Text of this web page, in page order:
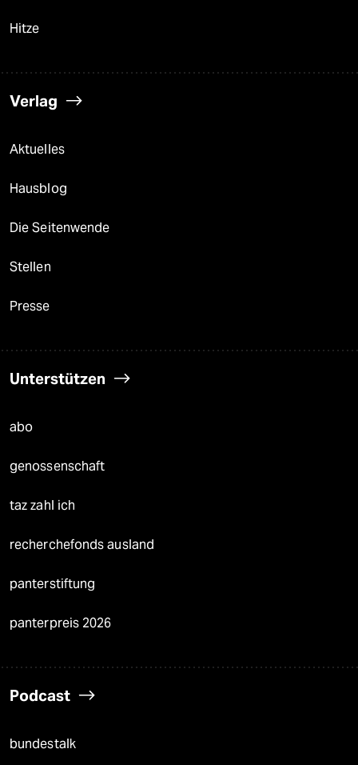
Hitze
Verlag
Aktuelles
Hausblog
Die Seitenwende
Stellen
Presse
Unterstützen
abo
genossenschaft
taz zahl ich
recherchefonds ausland
panterstiftung
panterpreis 2026
Podcast
bundestalk